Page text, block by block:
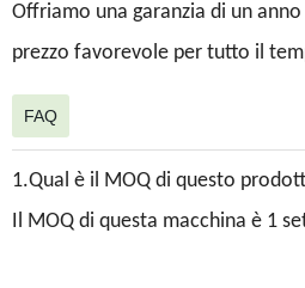
Offriamo una garanzia di un
prezzo favorevole per tutto il
FAQ
1.Qual è il MOQ di questo
Il MOQ di questa macchina è 1